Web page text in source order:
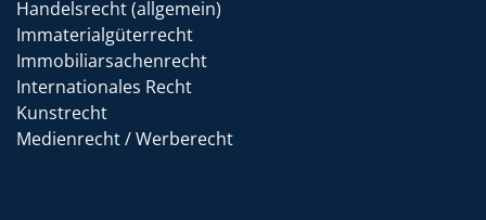
Handelsrecht (allgemein)
Immaterialgüterrecht
Immobiliarsachenrecht
Internationales Recht
Kunstrecht
Medienrecht / Werberecht